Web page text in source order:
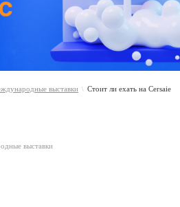
выставки \ Стоит ли ехать на Cersaie
выставки